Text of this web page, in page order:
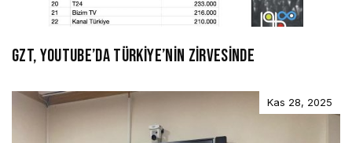
GZT, YOUTUBE’DA TÜRKİYE’NİN ZİRVESİNDE
Kas 28, 2025